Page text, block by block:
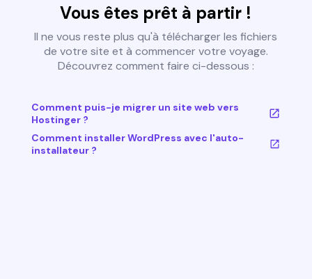
Vous êtes prêt à partir !
Il ne vous reste plus qu'à télécharger les fichiers
de votre site et à commencer votre voyage.
Découvrez comment faire ci-dessous :
Comment puis-je migrer un site web vers
Hostinger ?
Comment installer WordPress avec l'auto-
installateur ?